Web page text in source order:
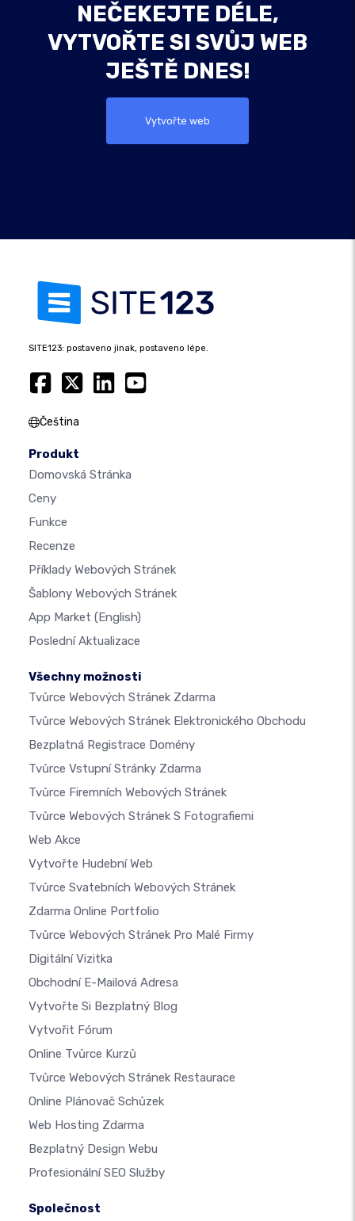
NEČEKEJTE DÉLE,
VYTVOŘTE SI SVŮJ WEB
JEŠTĚ DNES!
Vytvořte web
SITE123: postaveno jinak, postaveno lépe.
Čeština
Produkt
Domovská Stránka
Ceny
Funkce
Recenze
Příklady Webových Stránek
Šablony Webových Stránek
App Market (English)
Poslední Aktualizace
Všechny možnosti
Tvůrce Webových Stránek Zdarma
Tvůrce Webových Stránek Elektronického Obchodu
Bezplatná Registrace Domény
Tvůrce Vstupní Stránky Zdarma
Tvůrce Firemních Webových Stránek
Tvůrce Webových Stránek S Fotografiemi
Web Akce
Vytvořte Hudební Web
Tvůrce Svatebních Webových Stránek
Zdarma Online Portfolio
Tvůrce Webových Stránek Pro Malé Firmy
Digitální Vizitka
Obchodní E-Mailová Adresa
Vytvořte Si Bezplatný Blog
Vytvořit Fórum
Online Tvůrce Kurzů
Tvůrce Webových Stránek Restaurace
Online Plánovač Schůzek
Web Hosting Zdarma
Bezplatný Design Webu
Profesionální SEO Služby
Společnost